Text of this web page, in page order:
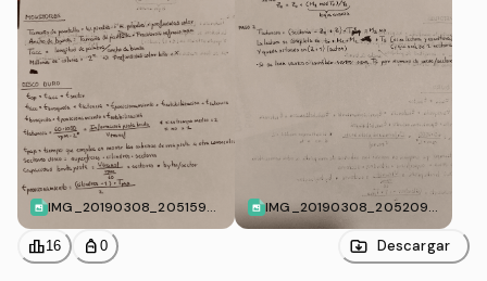
IMG_20190308_205159_
_01.jpg
IMG_20190308_205209_
_01__01.jpg
leaderboard16 personal_bag 0 Descargar